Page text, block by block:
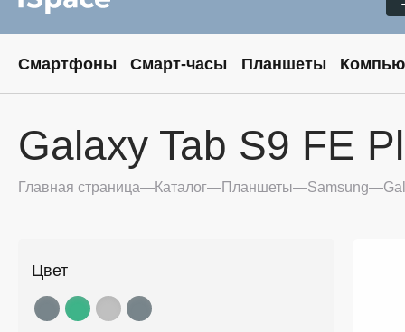
Смартфоны Смарт-часы Планшеты
Galaxy Tab S9 FE
Главная страница Каталог Планшеты Samsung
Цвет